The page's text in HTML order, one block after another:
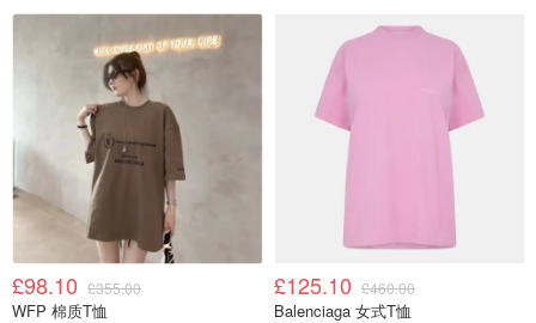
£98.10 £355.00
WFP 棉质T恤
£125.10 £460.00
Balenciaga 女式T恤